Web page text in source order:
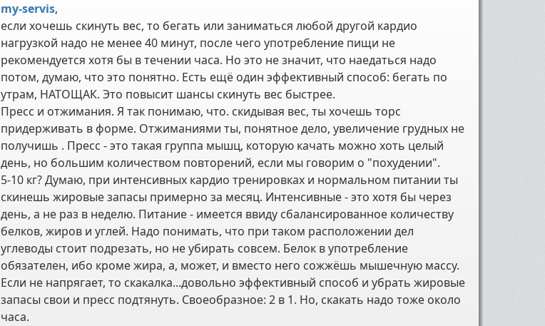
my-servis,
если хочешь скинуть вес, то бегать или заниматься любой другой кардио
нагрузкой надо не менее 40 минут, после чего употребление пищи не
рекомендуется хотя бы в течении часа. Но это не значит, что наедаться надо
потом, думаю, что это понятно. Есть ещё один эффективный способ: бегать по
утрам, НАТОЩАК. Это повысит шансы скинуть вес быстрее.
Пресс и отжимания. Я так понимаю, что. скидывая вес, ты хочешь торс
придерживать в форме. Отжиманиями ты, понятное дело, увеличение грудных не
получишь . Пресс - это такая группа мышц, которую качать можно хоть целый
день, но большим количеством повторений, если мы говорим о "похудении".
5-10 кг? Думаю, при интенсивных кардио тренировках и нормальном питании ты
скинешь жировые запасы примерно за месяц. Интенсивные - это хотя бы через
день, а не раз в неделю. Питание - имеется ввиду сбалансированное количеству
белков, жиров и углей. Надо понимать, что при таком расположении дел
углеводы стоит подрезать, но не убирать совсем. Белок в употребление
обязателен, ибо кроме жира, а, может, и вместо него сожжёшь мышечную массу.
Если не напрягает, то скакалка...довольно эффективный способ и убрать жировые
запасы свои и пресс подтянуть. Своеобразное: 2 в 1. Но, скакать надо тоже около
часа.